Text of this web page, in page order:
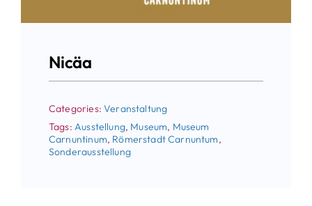
Nicäa
Categories:Veranstaltung
Tags:Ausstellung, Museum, Museum
Carnuntinum, Römerstadt Carnuntum,
Sonderausstellung